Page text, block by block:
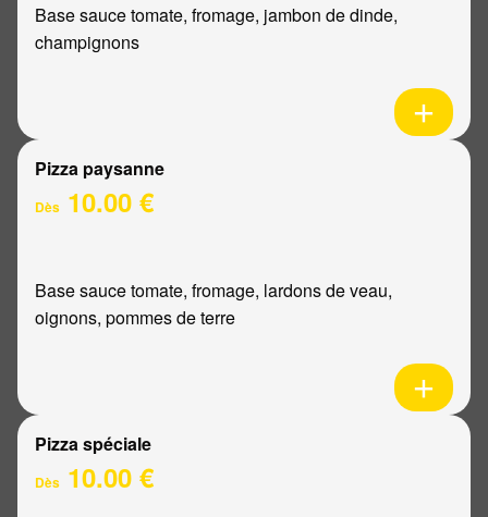
Base sauce tomate, fromage, jambon de dinde,
champignons
Pizza paysanne
Dès 10.00 €
Base sauce tomate, fromage, lardons de veau,
oignons, pommes de terre
Pizza spéciale
Dès 10.00 €